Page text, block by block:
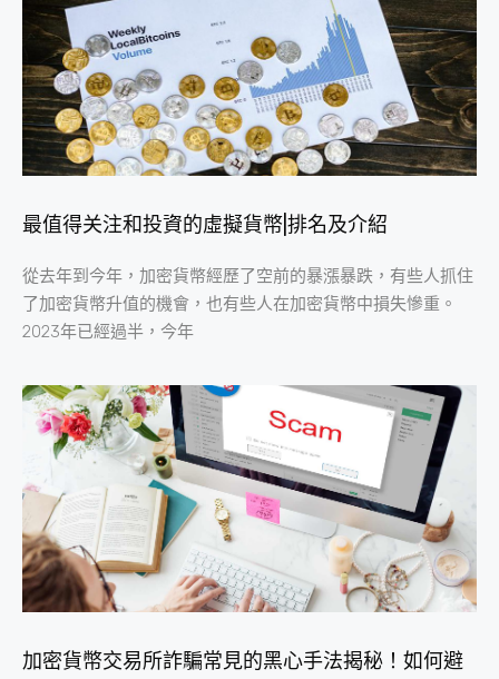
最值得关注和投資的虛擬貨幣|排名及介紹
從去年到今年，加密貨幣經歷了空前的暴漲暴跌，有些人抓住
了加密貨幣升值的機會，也有些人在加密貨幣中損失慘重。
2023年已經過半，今年
加密貨幣交易所詐騙常見的黑心手法揭秘！如何避